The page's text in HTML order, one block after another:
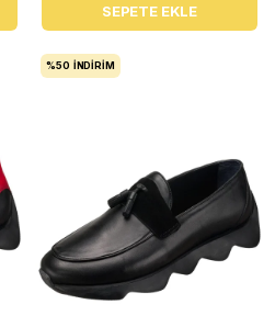
SEPETE EKLE
%50 İNDIRIM